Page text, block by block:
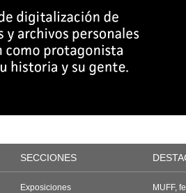
SECCIONES
Exposiciones
MUFF,